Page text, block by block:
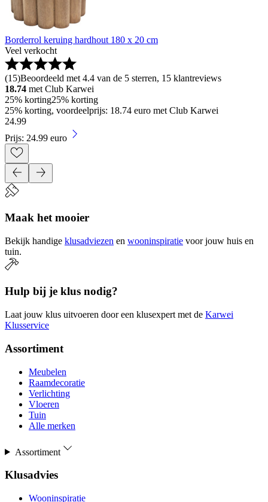
Borderrol keruing hardhout 180 x 20 cm
Veel verkocht
(15)Beoordeeld met 4.4 van de 5 sterren, 15 klantreviews
18.74 met Club Karwei
25% korting25% korting
25% korting, voordeelprijs: 18.74 euro met Club Karwei
24.99
Prijs: 24.99 euro
Maak het mooier
Bekijk handige klusadviezen en wooninspiratie voor jouw huis en
tuin.
Hulp bij je klus nodig?
Laat jouw klus uitvoeren door een klusexpert met de Karwei
Klusservice
Assortiment
Meubelen
Raamdecoratie
Verlichting
Vloeren
Tuin
Alle merken
Assortiment
Klusadvies
Wooninspiratie